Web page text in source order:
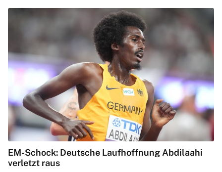
EM-Schock: Deutsche Laufhoffnung Abdilaahi
verletzt raus